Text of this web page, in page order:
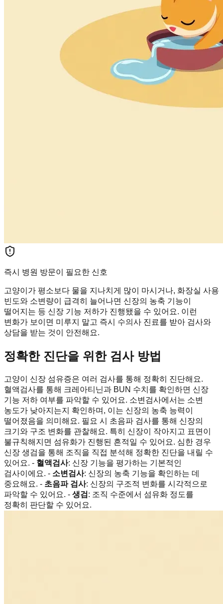
즉시 병원 방문이 필요한 신호
고양이가 평소보다 물을 지나치게 많이 마시거나, 화장실 사용
빈도와 소변량이 급격히 늘어나면 신장의 농축 기능이
떨어지는 등 신장 기능 저하가 진행됐을 수 있어요. 이런
변화가 보이면 미루지 말고 즉시 수의사 진료를 받아 검사와
상담을 받는 것이 안전해요.
정확한 진단을 위한 검사 방법
고양이 신장 섬유증은 여러 검사를 통해 정확히 진단해요.
혈액검사를 통해 크레아티닌과 BUN 수치를 확인하면 신장
기능 저하 여부를 파악할 수 있어요. 소변검사에서는 소변
농도가 낮아지는지 확인하며, 이는 신장의 농축 능력이
떨어졌음을 의미해요. 필요 시 초음파 검사를 통해 신장의
크기와 구조 변화를 관찰해요. 특히 신장이 작아지고 표면이
불규칙해지면 섬유화가 진행된 흔적일 수 있어요. 심한 경우
신장 생검을 통해 조직을 직접 분석해 정확한 진단을 내릴 수
있어요. - 혈액검사: 신장 기능을 평가하는 기본적인
검사이에요. - 소변검사: 신장의 농축 기능을 확인하는 데
중요해요. - 초음파 검사: 신장의 구조적 변화를 시각적으로
파악할 수 있어요. - 생검 : 조직 수준에서 섬유화 정도를
정확히 판단할 수 있어요.